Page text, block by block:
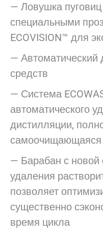
— Ловушка
специальными
ECOVISION™ для
—
средств
— Система
автоматического
дистилляции,
самоочищающаяся
— Барабан с новой
удаления
позволяет
существенно
время цикла